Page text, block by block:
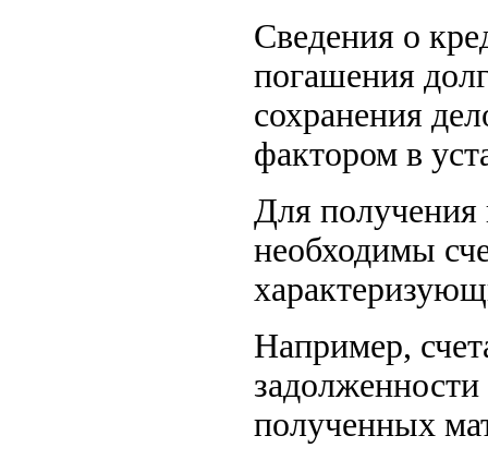
Сведения о
погашения
сохранения
фактором в
Для получения
необходимы
Например,
полученных